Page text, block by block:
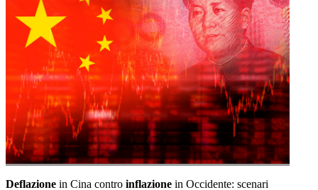
Deflazione in Cina contro inflazione in Occidente: scenari